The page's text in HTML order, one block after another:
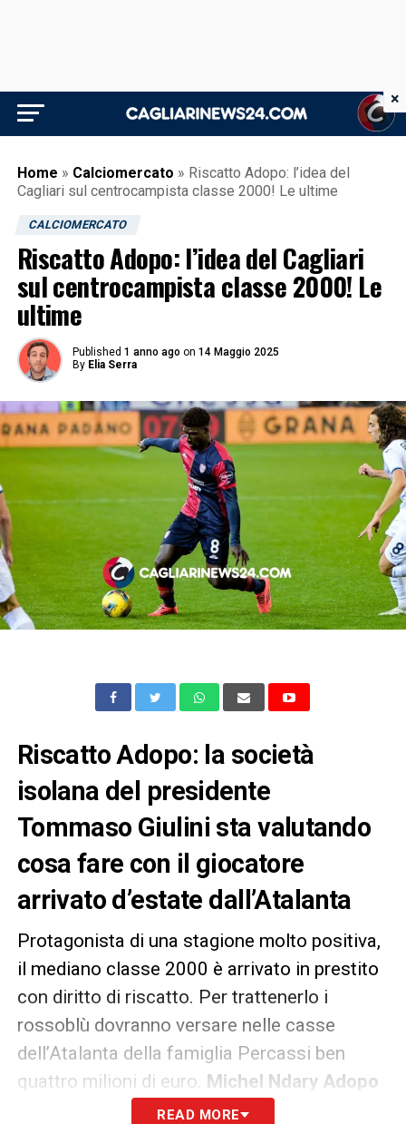
Home » Calciomercato » Riscatto Adopo: l’idea del
Cagliari sul centrocampista classe 2000! Le ultime
CALCIOMERCATO
Riscatto Adopo: l’idea del Cagliari
sul centrocampista classe 2000! Le
ultime
Published 1 anno ago on 14 Maggio 2025
By Elia Serra
Riscatto Adopo: la società
isolana del presidente
Tommaso Giulini sta valutando
cosa fare con il giocatore
arrivato d’estate dall’Atalanta
Protagonista di una stagione molto positiva,
il mediano classe 2000 è arrivato in prestito
con diritto di riscatto. Per trattenerlo i
rossoblù dovranno versare nelle casse
dell’Atalanta della famiglia Percassi ben
quattro milioni di euro. Michel Ndary Adopo
potrebbe essere riscattato dal
READ MORE
×